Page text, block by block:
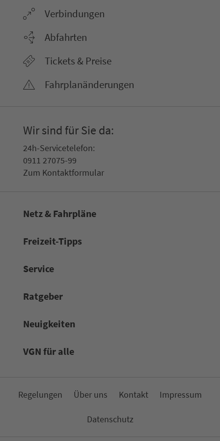
Ver­bin­dungen
Abfahrten
Tickets & Preise
Fahr­plan­ände­rungen
Wir sind für Sie da:
24h-Ser­vice­te­le­fon:
0911 27075-99
Zum Kon­taktformular
Netz & Fahrpläne
Frei­zeit-Tipps
Service
Rat­ge­ber
Neuigkeiten
VGN für alle
Re­ge­lungen Über uns Kon­takt Impressum
Da­ten­schutz